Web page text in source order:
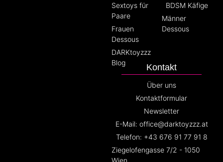
Sextoys für
Paare
Frauen
Dessous
DARKtoyzzz
Blog
BDSM Käfige
Männer
Dessous
Kontakt
Über uns
Kontaktformular
Newsletter
E-Mail: office@darktoyzzz.at
Telefon: +43 676 91 77 91 8
Ziegelofengasse 7/2 - 1050
Wien